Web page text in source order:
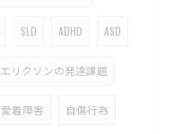
SLD ADHD ASD
エリクソンの発達課題
愛着障害 自傷行為